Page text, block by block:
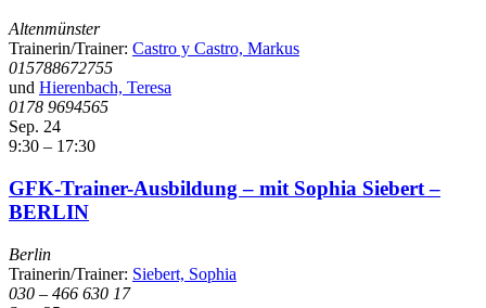
Altenmünster
Trainerin/Trainer: Castro y Castro, Markus
015788672755
und Hierenbach, Teresa
0178 9694565
Sep. 24
9:30 – 17:30
GFK-Trainer-Ausbildung – mit Sophia Siebert –
BERLIN
Berlin
Trainerin/Trainer: Siebert, Sophia
030 – 466 630 17